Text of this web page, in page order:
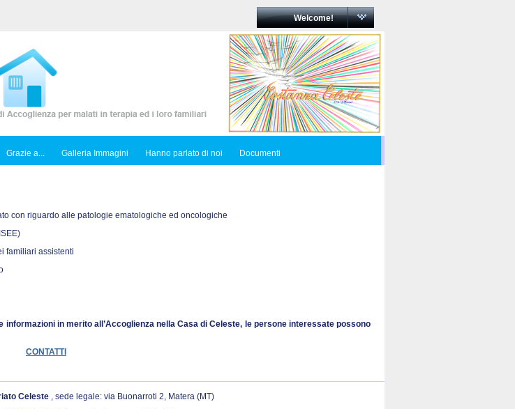
Welcome!
Grazie a... Galleria Immagini Hanno parlato di noi Documenti
con riguardo alle patologie ematologiche ed oncologiche
familiari assistenti
in merito all’Accoglienza nella Casa di Celeste, le persone interessate possono
CONTATTI
Celeste , sede legale: via Buonarroti 2, Matera (MT)